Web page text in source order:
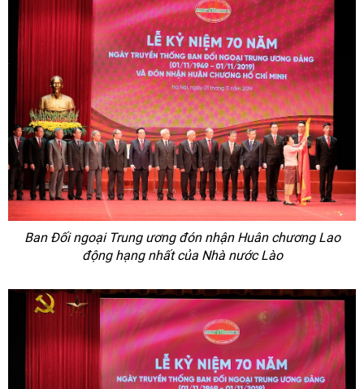
Ban Đối ngoại Trung ương đón nhận Huân chương Lao
động hạng nhất của Nhà nước Lào